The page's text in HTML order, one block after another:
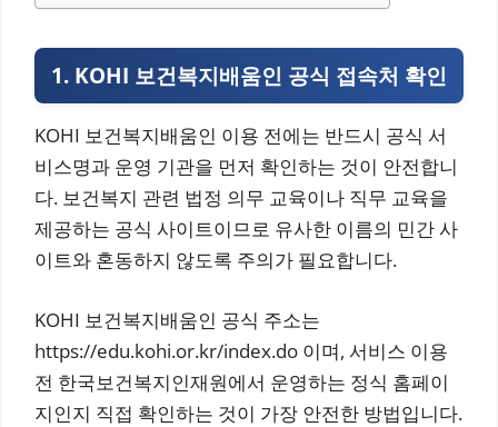
1. KOHI 보건복지배움인 공식 접속처 확인
KOHI 보건복지배움인 이용 전에는 반드시 공식 서
비스명과 운영 기관을 먼저 확인하는 것이 안전합니
다. 보건복지 관련 법정 의무 교육이나 직무 교육을
제공하는 공식 사이트이므로 유사한 이름의 민간 사
이트와 혼동하지 않도록 주의가 필요합니다.
KOHI 보건복지배움인 공식 주소는
https://edu.kohi.or.kr/index.do 이며, 서비스 이용
전 한국보건복지인재원에서 운영하는 정식 홈페이
지인지 직접 확인하는 것이 가장 안전한 방법입니다.